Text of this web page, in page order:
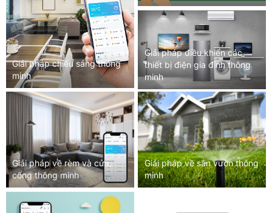
Giải pháp chiếu sáng thông
minh
Giải pháp điều khiển các
thiết bị điện gia đình thông
minh
Giải pháp về rèm và cửa,
cổng thông minh
Giải pháp về sân vườn thông
minh